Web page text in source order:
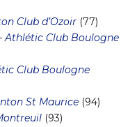
Club d’Ozoir (77)
Athlétic Club Boulogne
Club Boulogne
St Maurice (94)
(93)